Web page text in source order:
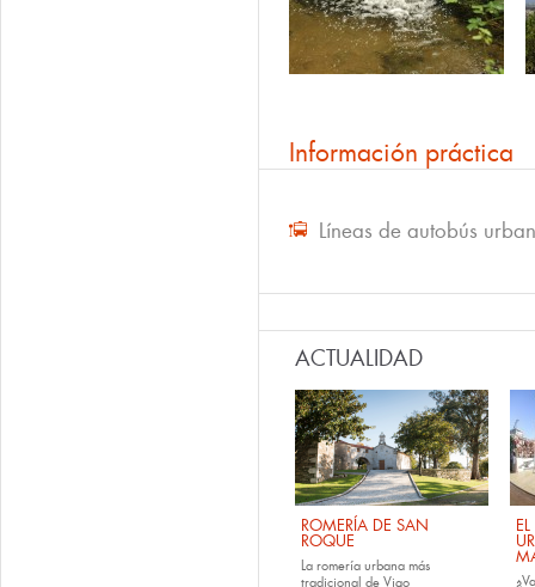
Información práctica
Líneas de autobús
ACTUALIDAD
ROMERÍA DE SAN
ROQUE
La romería urbana más
tradicional de Vigo